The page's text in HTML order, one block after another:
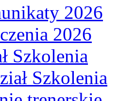
2026
2026
Szkolenia
Szkolenia